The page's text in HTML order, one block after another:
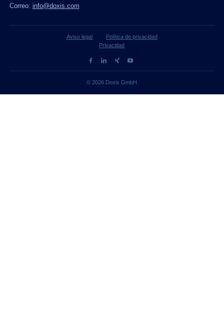
Correo: info@doxis.com
Aviso legal
Política de privacidad
Privacidad
© 2026 Doxis GmbH